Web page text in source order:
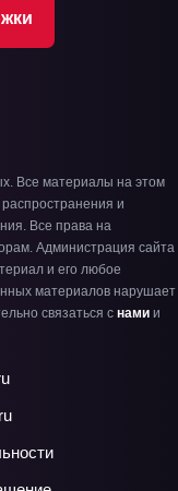
Все материалы на этом
и
Все права на
Администрация сайта
и его любое
материалов нарушает
связаться с нами и